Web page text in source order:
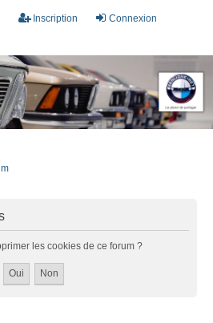
Connexion
Inscription
les cookies de ce forum ?